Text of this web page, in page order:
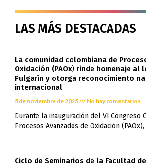
LAS MÁS DESTACADAS
La comunidad colombiana de
Oxidación (PAOx) rinde homenaje al
Pulgarín y otorga reconocimiento
internacional
5 de noviembre de 2025 No hay comentarios
Durante la inauguración del VI Congreso
Procesos Avanzados de Oxidación
Ciclo de Seminarios de la Facultad